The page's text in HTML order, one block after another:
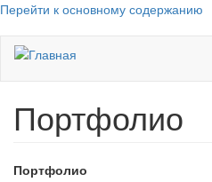
Перейти к основному содержанию
Портфолио
Портфолио